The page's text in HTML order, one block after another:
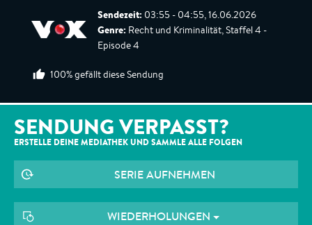
Sendezeit: 03:55 - 04:55, 16.06.2026
Genre: Recht und Kriminalität, Staffel 4 -
Episode 4
100% gefällt diese Sendung
SENDUNG VERPASST?
ERSTELLE DEINE MEDIATHEK UND SAMMLE ALLE FOLGEN
SERIE AUFNEHMEN
WIEDERHOLUNGEN